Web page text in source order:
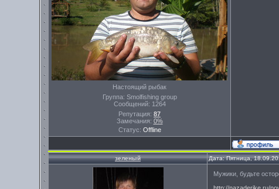
Настоящий рыбак
Группа: Smolfishing group
Сообщений: 1264
Репутация: 87
Замечания: 0%
Статус: Offline
зеленый Дата: Пятница,
Мужики, будьте